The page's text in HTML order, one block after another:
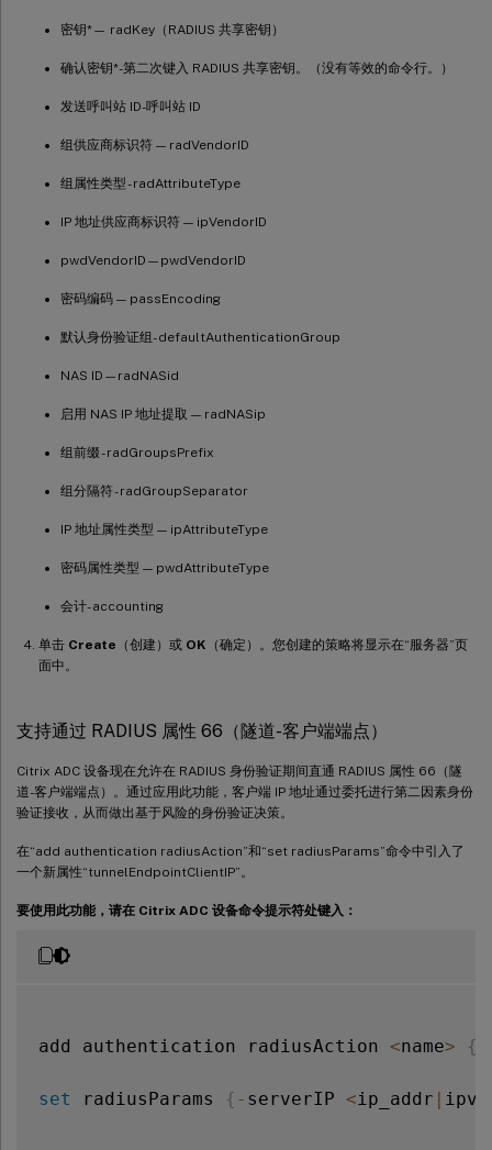
密钥*— radKey（RADIUS 共享密钥）
确认密钥*-第二次键入 RADIUS 共享密钥。（没有等效的命令行。）
发送呼叫站 ID-呼叫站 ID
组供应商标识符 — radVendorID
组属性类型 - radAttributeType
IP 地址供应商标识符 — ipVendorID
pwdVendorID—pwdVendorID
密码编码 — passEncoding
默认身份验证组- defaultAuthenticationGroup
NAS ID—radNASid
启用 NAS IP 地址提取 — radNASip
组前缀 - radGroupsPrefix
组分隔符 - radGroupSeparator
IP 地址属性类型 — ipAttributeType
密码属性类型 — pwdAttributeType
会计- accounting
单击 Create （创建）或 OK （确定）。您创建的策略将显示在“服务器”页
面中。
支持通过 RADIUS 属性 66（隧道-客户端端点）
Citrix ADC 设备现在允许在 RADIUS 身份验证期间直通 RADIUS 属性 66（隧
道-客户端端点）。通过应用此功能，客户端 IP 地址通过委托进行第二因素身份
验证接收，从而做出基于风险的身份验证决策。
在“add authentication radiusAction”和“set radiusParams”命令中引入了
一个新属性“tunnelEndpointClientIP”。
要使用此功能，请在 Citrix ADC 设备命令提示符处键入：
add authentication radiusAction <name> {
set radiusParams { - serverIP <ip_addr |